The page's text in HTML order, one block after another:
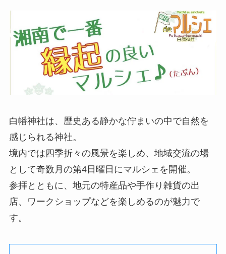
白幡神社は、歴史ある静かな佇まいの中で自然を
感じられる神社。
境内では四季折々の風景を楽しめ、地域交流の場
として奇数月の第4日曜日にマルシェを開催。
参拝とともに、地元の特産品や手作り雑貨の出
店、ワークショップなどを楽しめるのが魅力で
す。